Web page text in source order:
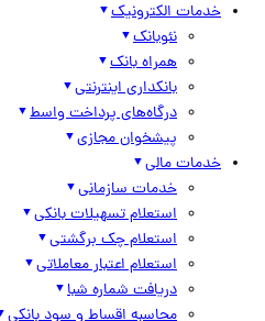
خدمات الکترونیک
نئوبانک
همراه بانک
بانکداری اینترنتی
درگاه‌های پرداخت واسط
پیشخوان مجازی
خدمات مالی
خدمات سازمانی
استعلام تسهیلات بانکی
استعلام چک برگشتی
استعلام اعتبار معاملاتی
دریافت شماره شبا
محاسبه اقساط و سود بانکی